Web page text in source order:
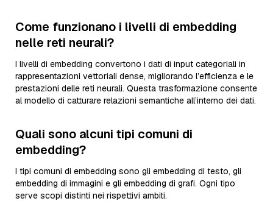
Come funzionano i livelli di embedding
nelle reti neurali?
I livelli di embedding convertono i dati di input categoriali in
rappresentazioni vettoriali dense, migliorando l’efficienza e le
prestazioni delle reti neurali. Questa trasformazione consente
al modello di catturare relazioni semantiche all’interno dei dati.
Quali sono alcuni tipi comuni di
embedding?
I tipi comuni di embedding sono gli embedding di testo, gli
embedding di immagini e gli embedding di grafi. Ogni tipo
serve scopi distinti nei rispettivi ambiti.